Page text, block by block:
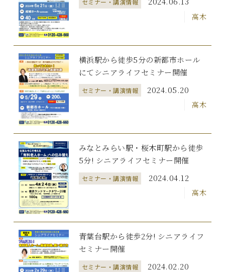
セミナー・講演情報
高木
横浜駅から徒歩5分の新都市ホール
にてシニアライフセミナー開催
セミナー・講演情報 2024.05.20
高木
みなとみらい駅・桜木町駅から徒歩
5分! シニアライフセミナー開催
セミナー・講演情報 2024.04.12
高木
青葉台駅から徒歩2分! シニアライフ
セミナー開催
セミナー・講演情報 2024.02.20